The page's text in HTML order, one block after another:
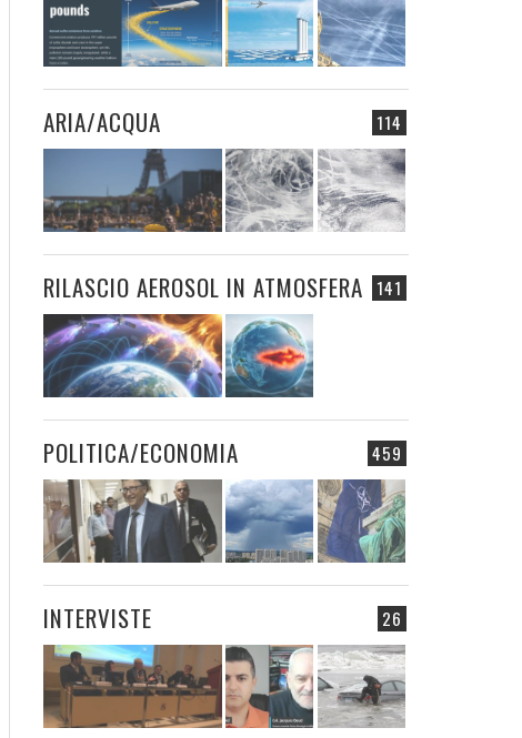
114
ARIA/ACQUA
141
RILASCIO AEROSOL IN ATMOSFERA
459
POLITICA/ECONOMIA
26
INTERVISTE